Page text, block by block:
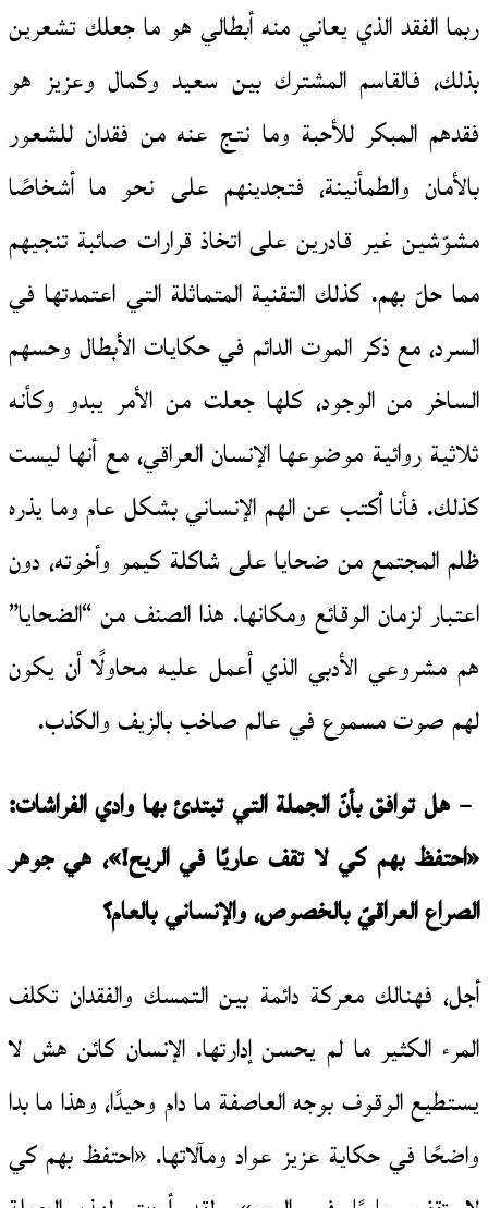
ربما الفقد الذي يعاني منه أبطالي هو ما جعلك تشعرين
بذلك، فالقاسم المشترك بين سعيد وكمال وعزيز هو
فقدهم المبكر للأحبة وما نتج عنه من فقدان للشعور
بالأمان والطمأنينة، فتجدينهم على نحو ما أشخاصًا
مشوّشين غير قادرين على اتخاذ قرارات صائبة تنجيهم
مما حلّ بهم. كذلك التقنية المتماثلة التي اعتمدتها في
السرد، مع ذكر الموت الدائم في حكايات الأبطال وحسهم
الساخر من الوجود، كلها جعلت من الأمر يبدو وكأنه
ثلاثية روائية موضوعها الإنسان العراقي، مع أنها ليست
كذلك. فأنا أكتب عن الهم الإنساني بشكل عام وما يذره
ظلم المجتمع من ضحايا على شاكلة كيمو وأخوته، دون
اعتبار لزمان الوقائع ومكانها. هذا الصنف من “الضحايا”
هم مشروعي الأدبي الذي أعمل عليه محاولًا أن يكون
لهم صوت مسموع في عالم صاخب بالزيف والكذب.
– هل توافق بأنّ الجملة التي تبتدئ بها وادي الفراشات:
«احتفظ بهم كي لا تقف عاريًا في الريح!»، هي جوهر
الصراع العراقيّ بالخصوص، والإنساني بالعام؟
أجل، فهنالك معركة دائمة بين التمسك والفقدان تكلف
المرء الكثير ما لم يحسن إدارتها. الإنسان كائن هش لا
يستطيع الوقوف بوجه العاصفة ما دام وحيدًا، وهذا ما بدا
واضحًا في حكاية عزيز عواد ومآلاتها. «احتفظ بهم كي